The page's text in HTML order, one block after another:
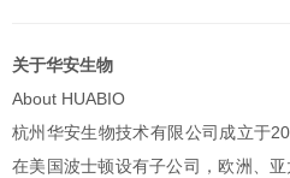
关于华安生物
About HUABIO
杭州华安生物技术有限公司成立于
在美国波士顿设有子公司，欧洲、